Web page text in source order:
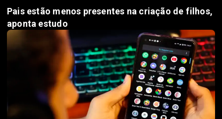
Pais estão menos presentes na criação de filhos,
aponta estudo